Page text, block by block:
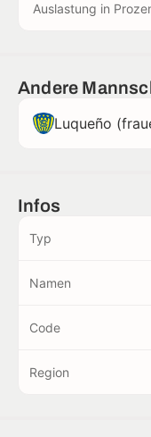
Auslastung in
Andere
Luqueño
Infos
Typ
Namen
Code
Region